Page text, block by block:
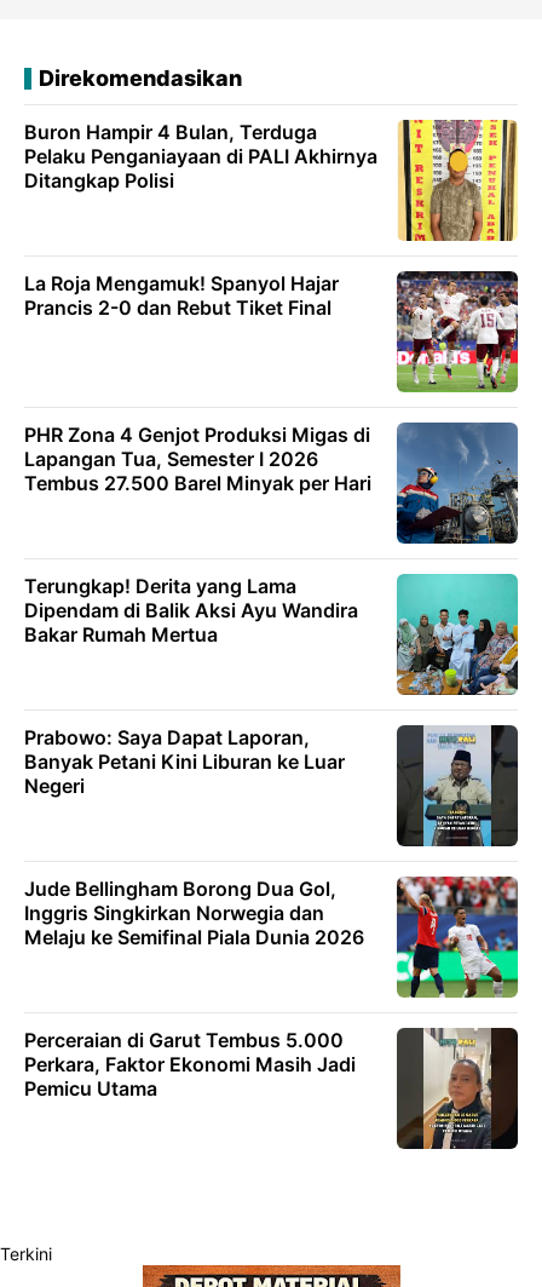
Direkomendasikan
Buron Hampir 4 Bulan, Terduga
Pelaku Penganiayaan di PALI Akhirnya
Ditangkap Polisi
La Roja Mengamuk! Spanyol Hajar
Prancis 2-0 dan Rebut Tiket Final
PHR Zona 4 Genjot Produksi Migas di
Lapangan Tua, Semester I 2026
Tembus 27.500 Barel Minyak per Hari
Terungkap! Derita yang Lama
Dipendam di Balik Aksi Ayu Wandira
Bakar Rumah Mertua
Prabowo: Saya Dapat Laporan,
Banyak Petani Kini Liburan ke Luar
Negeri
Jude Bellingham Borong Dua Gol,
Inggris Singkirkan Norwegia dan
Melaju ke Semifinal Piala Dunia 2026
Perceraian di Garut Tembus 5.000
Perkara, Faktor Ekonomi Masih Jadi
Pemicu Utama
Terkini